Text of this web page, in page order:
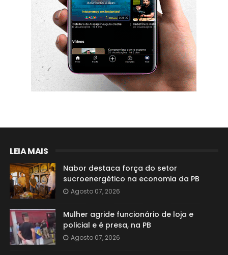
LEIA MAIS
Nabor destaca força do setor
sucroenergético na economia da PB
Agosto 07, 2026
Mulher agride funcionário de loja e
policial e é presa, na PB
Agosto 07, 2026